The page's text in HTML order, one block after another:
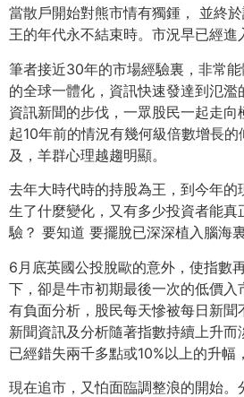
當散戶開始對熊市情有獨鍾， 並終
王的年代永不結束時。市況早已經進
筆者接近30年的市場經驗裏，非常
的全球一體化，資訊快速發達到氾
資訊新聞的步伐，一眾股民一起走向
起10年前的情況有幾何級倍數增長
及，羊群心理越趨明顯。
去年大時代時的持股為王，到今年的
生了什麼變化，又有多少投資者能真
驗？ 要知道 要擺脫已深深植入腦海
6月底英國公投脫歐的意外，使指數
下，卻是牛市初期最後一次的低價入
有負面分析，股民每天慘被每日新聞
新聞資訊及分析隨著指數持續上升而
已經錯失兩千多點或10%以上的升幅
現在追市，又怕面臨調整浪的開始。